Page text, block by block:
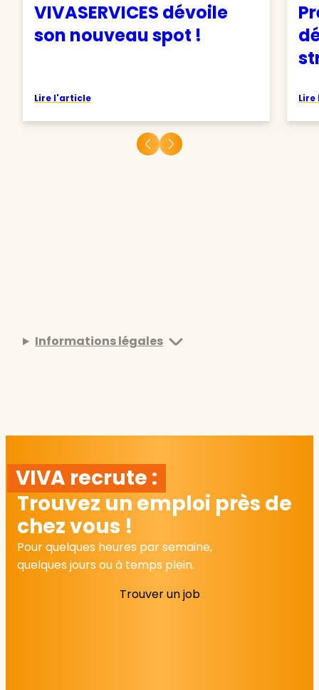
VIVASERVICES dévoile
son nouveau spot !
Lire l'article
Informations légales
VIVA recrute :
Trouvez un emploi près de
chez vous !
Pour quelques heures par semaine,
quelques jours ou à temps plein.
Trouver un job